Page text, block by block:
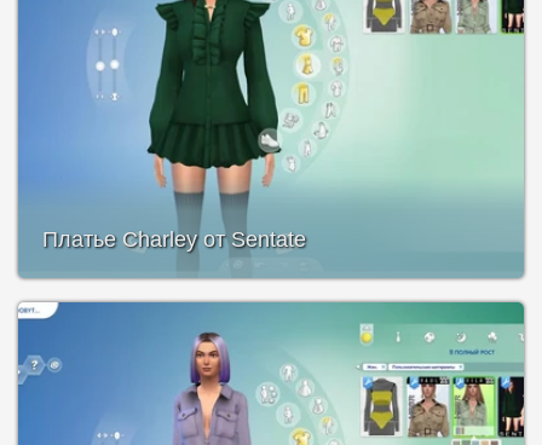
Платье Charley от Sentate